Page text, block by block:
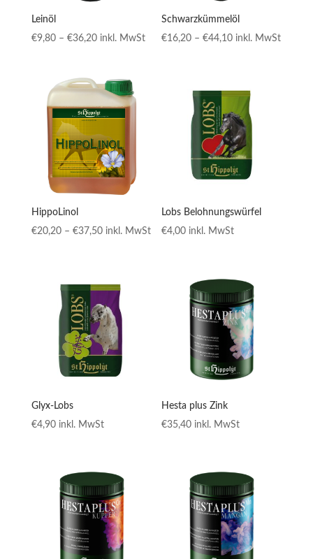
Leinöl
€9,80 – €36,20Preisspanne:
€36,20
inkl. MwSt
Schwarzkümmelöl
€16,20 –€44,10Preisspanne:
€44,10
inkl. MwSt
HippoLinol
€20,20 – €37,50Preisspanne:
€37,50
inkl. MwSt
Lobs Belohnungswürfel
€4,00 inkl. MwSt
Glyx-Lobs
€4,90 inkl. MwSt
Hesta plus Zink
€35,40 inkl. MwSt